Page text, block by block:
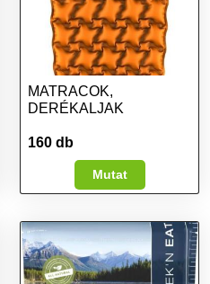
MATRACOK,
DERÉKALJAK
160 db
Mutat